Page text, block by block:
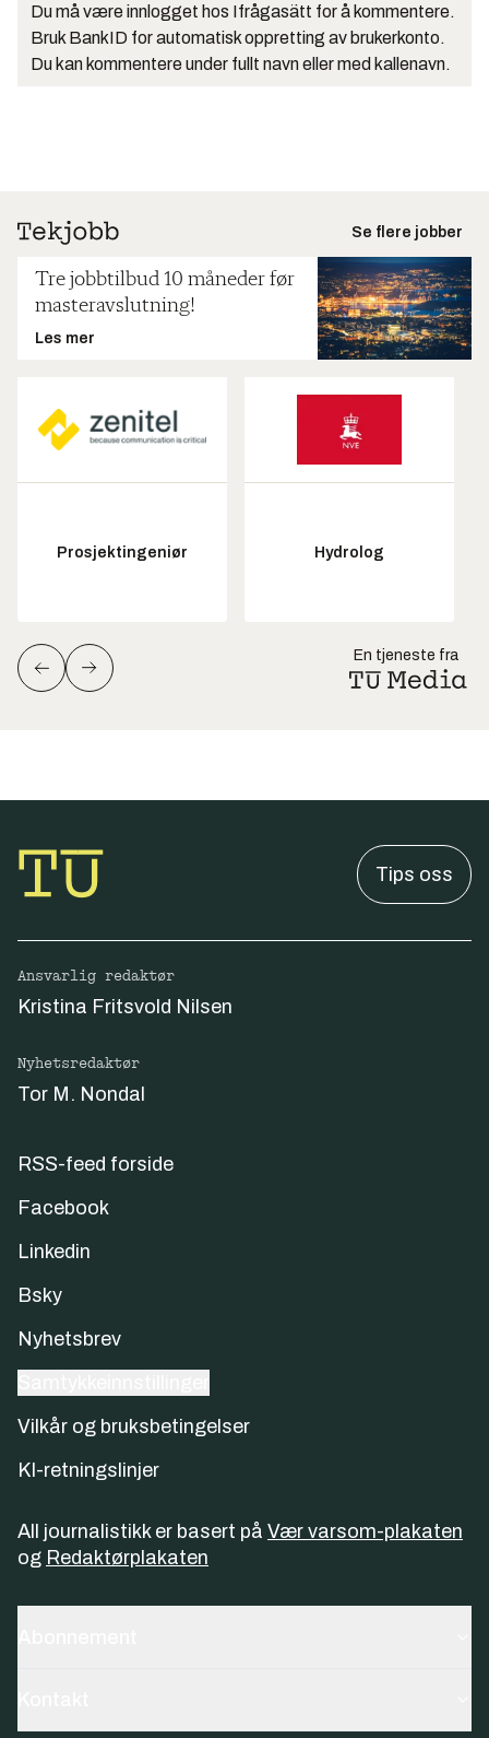
Du må være innlogget hos Ifrågasätt for å kommentere.
Bruk BankID for automatisk oppretting av brukerkonto.
Du kan kommentere under fullt navn eller med kallenavn.
Se flere jobber
Tre jobbtilbud 10 måneder før
masteravslutning!
Les mer
Prosjektingeniør Hydrolog
En tjeneste fra
Tips oss
Ansvarlig redaktør
Kristina Fritsvold Nilsen
Nyhetsredaktør
Tor M. Nondal
RSS-feed forside
Facebook
Linkedin
Bsky
Nyhetsbrev
Vilkår og bruksbetingelser
KI-retningslinjer
All journalistikk er basert på Vær varsom-plakaten
og Redaktørplakaten